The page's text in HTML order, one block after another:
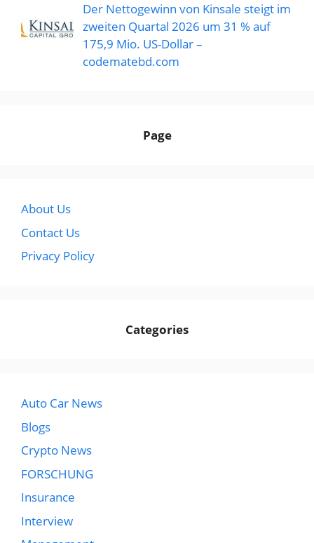
Der Nettogewinn von Kinsale steigt im
zweiten Quartal 2026 um 31 % auf
175,9 Mio. US-Dollar –
codematebd.com
Page
About Us
Contact Us
Privacy Policy
Categories
Auto Car News
Blogs
Crypto News
FORSCHUNG
Insurance
Interview